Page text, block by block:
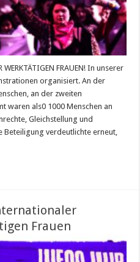
WERKTÄTIGEN FRAUEN! In unserer
organisiert. An der
an der zweiten
waren als0 1000 Menschen an
Gleichstellung und
Beteiligung verdeutlichte erneut,
Frauen